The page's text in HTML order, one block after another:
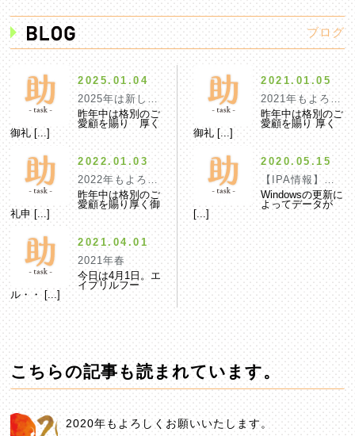
ブログ
2025.01.04
2025年は新しい芽が実になる年
昨年中は格別のご
愛顧を賜り 厚く
御礼 [...]
2022.01.03
2022年もよろしくお願いいたします。
昨年中は格別のご
愛顧を賜り厚く御
礼申 [...]
2021.04.01
2021年春
今日は4月1日。エ
イプリルフー
ル・・ [...]
2021.01.05
2021年もよろし
昨年中は格別のご
愛顧を賜り 厚く
御礼 [...]
2020.05.15
【IPA情報】
Windowsの更新に
よってデータが
[...]
こちらの記事も読まれています。
2020年もよろしくお願いいたします。